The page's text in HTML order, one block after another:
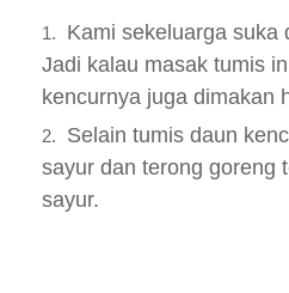
Kami sekeluarga suka
Jadi kalau masak tumis
kencurnya juga dimakan
Selain tumis daun
sayur dan terong goreng
sayur.